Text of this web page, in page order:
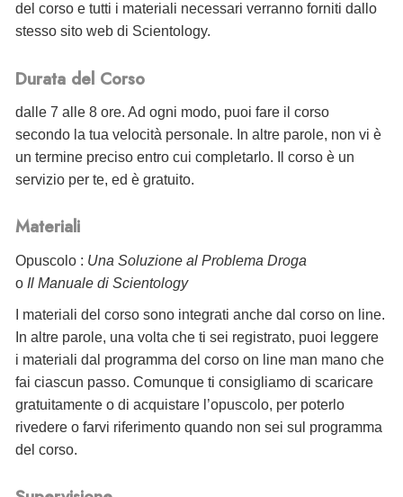
del corso e tutti i materiali necessari verranno forniti dallo
stesso sito web di Scientology.
Durata del Corso
dalle 7 alle 8 ore. Ad ogni modo, puoi fare il corso
secondo la tua velocità personale. In altre parole, non vi è
un termine preciso entro cui completarlo. Il corso è un
servizio per te, ed è gratuito.
Materiali
Opuscolo : Una Soluzione al Problema Droga
o Il Manuale di Scientology
I materiali del corso sono integrati anche dal corso on line.
In altre parole, una volta che ti sei registrato, puoi leggere
i materiali dal programma del corso on line man mano che
fai ciascun passo. Comunque ti consigliamo di scaricare
gratuitamente o di acquistare l’opuscolo, per poterlo
rivedere o farvi riferimento quando non sei sul programma
del corso.